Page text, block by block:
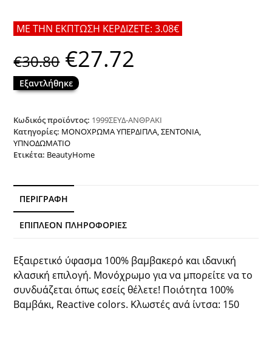
ΜΕ ΤΗΝ ΕΚΠΤΩΣΗ ΚΕΡΔΙΖΕΤΕ: 3.08€
€30.80 Original
price
was:
€30.80.
€27.72
Εξαντλήθηκε
Κωδικός προϊόντος: 1999ΣΕΥΔ-ΑΝΘΡΑΚΙ
Κατηγορίες: ΜΟΝΟΧΡΩΜΑ ΥΠΕΡΔΙΠΛΑ,ΣΕΝΤΟΝΙΑ,
ΥΠΝΟΔΩΜΑΤΙΟ
Ετικέτα: BeautyHome
ΠΕΡΙΓΡΑΦΉ
ΕΠΙΠΛΈΟΝ ΠΛΗΡΟΦΟΡΊΕΣ
Εξαιρετικό ύφασμα 100% βαμβακερό και ιδανική
κλασική επιλογή. Μονόχρωμο για να μπορείτε να το
συνδυάζεται όπως εσείς θέλετε! Ποιότητα 100%
Βαμβάκι, Reactive colors. Κλωστές ανά ίντσα: 150